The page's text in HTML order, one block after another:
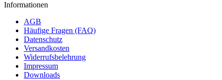
Informationen
AGB
Häufige Fragen (FAQ)
Datenschutz
Versandkosten
Widerrufsbelehrung
Impressum
Downloads